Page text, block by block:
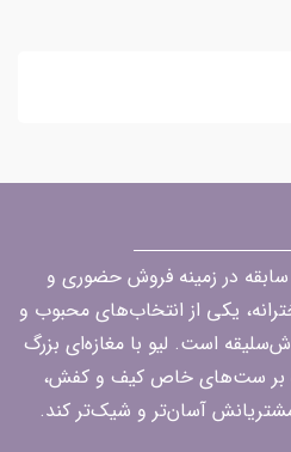
لیو با بیش از ۶ سال سابقه در زمینه فروش حضوری و
یکی از انتخاب‌های محبوب و
است. لیو با مغازه‌ای بزرگ
بر ست‌های خاص کیف و کفش،
آسان‌تر و شیک‌تر کند.